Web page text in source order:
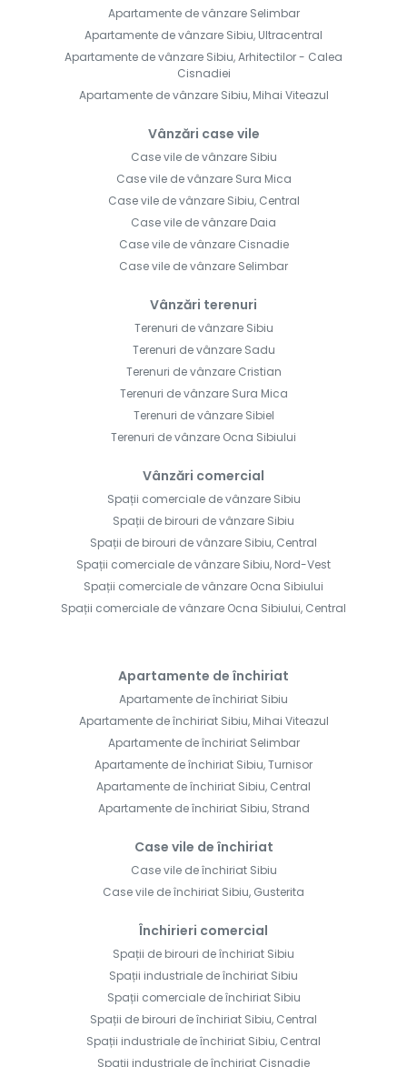
Apartamente de vânzare Selimbar
Apartamente de vânzare Sibiu, Ultracentral
Apartamente de vânzare Sibiu, Arhitectilor - Calea
Cisnadiei
Apartamente de vânzare Sibiu, Mihai Viteazul
Vânzări case vile
Case vile de vânzare Sibiu
Case vile de vânzare Sura Mica
Case vile de vânzare Sibiu, Central
Case vile de vânzare Daia
Case vile de vânzare Cisnadie
Case vile de vânzare Selimbar
Vânzări terenuri
Terenuri de vânzare Sibiu
Terenuri de vânzare Sadu
Terenuri de vânzare Cristian
Terenuri de vânzare Sura Mica
Terenuri de vânzare Sibiel
Terenuri de vânzare Ocna Sibiului
Vânzări comercial
Spații comerciale de vânzare Sibiu
Spații de birouri de vânzare Sibiu
Spații de birouri de vânzare Sibiu, Central
Spații comerciale de vânzare Sibiu, Nord-Vest
Spații comerciale de vânzare Ocna Sibiului
Spații comerciale de vânzare Ocna Sibiului, Central
Apartamente de închiriat
Apartamente de închiriat Sibiu
Apartamente de închiriat Sibiu, Mihai Viteazul
Apartamente de închiriat Selimbar
Apartamente de închiriat Sibiu, Turnisor
Apartamente de închiriat Sibiu, Central
Apartamente de închiriat Sibiu, Strand
Case vile de închiriat
Case vile de închiriat Sibiu
Case vile de închiriat Sibiu, Gusterita
Închirieri comercial
Spații de birouri de închiriat Sibiu
Spații industriale de închiriat Sibiu
Spații comerciale de închiriat Sibiu
Spații de birouri de închiriat Sibiu, Central
Spații industriale de închiriat Sibiu, Central
Spații industriale de închiriat Cisnadie